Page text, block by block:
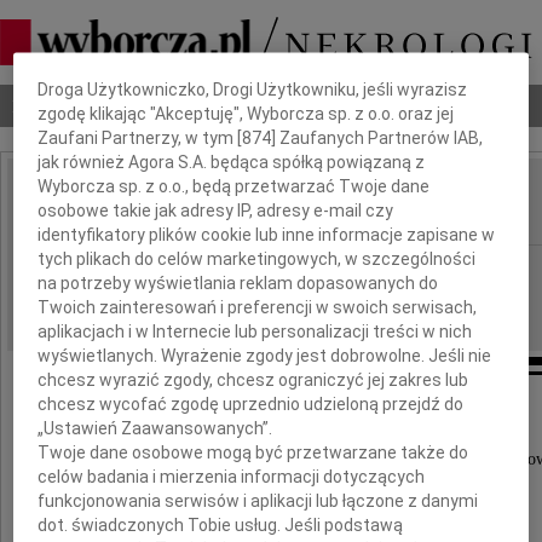
Nekrologi Odeszli Poradnik pogrzebowy
IMIĘ I NAZWISKO: Stanisław Socha
REGION: Rzeszów
DATA EMISJI: 09.02.2011
Z głębokim smutkiem żegnamy
naszego nieocenionego Kolegę
i wieloletniego kierownika Zakładu Żywic
Dbamy o Twoją prywatność
Droga Użytkowniczko, Drogi Użytkowniku, jeśli wyrazisz
zgodę klikając "Akceptuję", Wyborcza sp. z o.o. oraz jej
Zaufani Partnerzy, w tym [874 ] Zaufanych Partnerów IAB,
jak również Agora S.A. będąca spółką powiązaną z
Wyborcza sp. z o.o., będą przetwarzać Twoje dane
osobowe takie jak adresy IP, adresy e-mail czy
identyfikatory plików cookie lub inne informacje zapisane w
tych plikach do celów marketingowych, w szczególności
na potrzeby wyświetlania reklam dopasowanych do
Twoich zainteresowań i preferencji w swoich serwisach,
aplikacjach i w Internecie lub personalizacji treści w nich
wyświetlanych. Wyrażenie zgody jest dobrowolne. Jeśli nie
chcesz wyrazić zgody, chcesz ograniczyć jej zakres lub
chcesz wycofać zgodę uprzednio udzieloną przejdź do
„Ustawień Zaawansowanych”.
Twoje dane osobowe mogą być przetwarzane także do
celów badania i mierzenia informacji dotyczących
funkcjonowania serwisów i aplikacji lub łączone z danymi
dot. świadczonych Tobie usług. Jeśli podstawą